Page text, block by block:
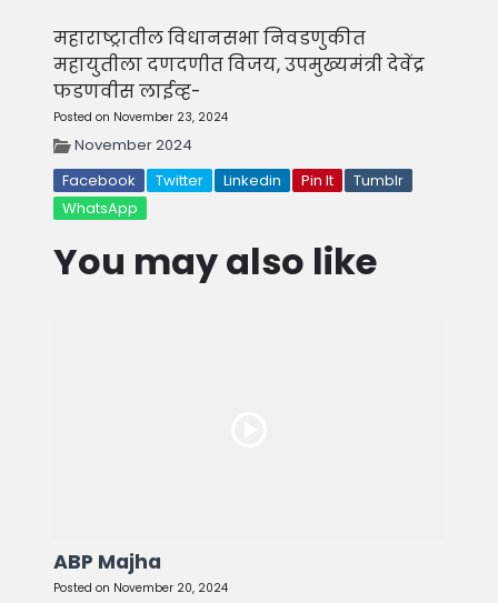
महाराष्ट्रातील विधानसभा निवडणुकीत
महायुतीला दणदणीत विजय, उपमुख्यमंत्री देवेंद्र
फडणवीस लाईव्ह-
Posted on November 23, 2024
November 2024
Facebook
Twitter Linkedin Pin It
Tumblr
WhatsApp
You may also like
ABP Majha
Posted on November 20, 2024